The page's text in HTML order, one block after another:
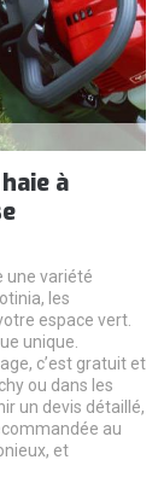
à
une variété
les
espace vert.
unique.
c’est gratuit et
ou dans les
un devis détaillé,
au
et